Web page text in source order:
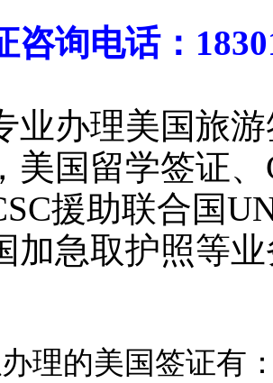
咨询电话：
业办理美国旅
美国留学签证
援助联合国
加急取护照等
理的美国签证有